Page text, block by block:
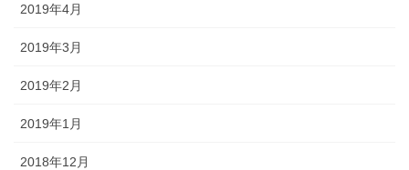
2019年4月
2019年3月
2019年2月
2019年1月
2018年12月